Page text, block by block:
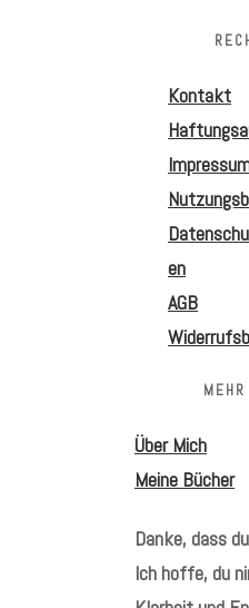
Kontakt
en
AGB
Über Mich
Meine Bücher
Danke, dass
Ich hoffe, du